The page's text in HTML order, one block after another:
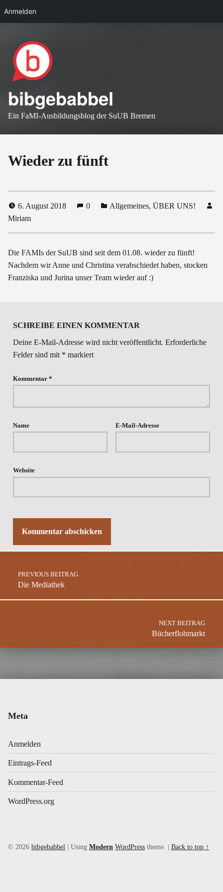
Anmelden
Skip to main navigation
Skip to main content
Skip to footer
bibgebabbel
Ein FaMI-Ausbildungsblog der SuUB Bremen
Wieder zu fünft
6. August 2018 0 Allgemeines, ÜBER UNS!
Miriam
Die FAMIs der SuUB sind seit dem 01.08. wieder zu fünft!
Nachdem wir Anne und Christina verabschiedet haben, stocken
Franziska und Jurina unser Team wieder auf :)
SCHREIBE EINEN KOMMENTAR
Deine E-Mail-Adresse wird nicht veröffentlicht. Erforderliche
Felder sind mit * markiert
Kommentar *
Name E-Mail-Adresse
Website
Post navigation
PREVIOUS BEITRAG
Die Mediathek
NEXT BEITRAG
Bücherflohmarkt
Meta
Anmelden
Eintrags-Feed
Kommentar-Feed
WordPress.org
© 2026 bibgebabbel | Using Modern WordPress theme. | Back to top ↑